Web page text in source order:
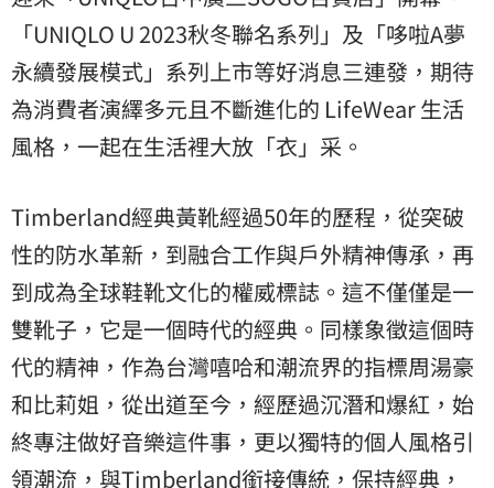
「UNIQLO U 2023秋冬聯名系列」及「哆啦A夢
永續發展模式」系列上市等好消息三連發，期待
為消費者演繹多元且不斷進化的 LifeWear 生活
風格，一起在生活裡大放「衣」采。
Timberland經典黃靴經過50年的歷程，從突破
性的防水革新，到融合工作與戶外精神傳承，再
到成為全球鞋靴文化的權威標誌。這不僅僅是一
雙靴子，它是一個時代的經典。同樣象徵這個時
代的精神，作為台灣嘻哈和潮流界的指標周湯豪
和比莉姐，從出道至今，經歷過沉潛和爆紅，始
終專注做好音樂這件事，更以獨特的個人風格引
領潮流，與Timberland銜接傳統，保持經典，